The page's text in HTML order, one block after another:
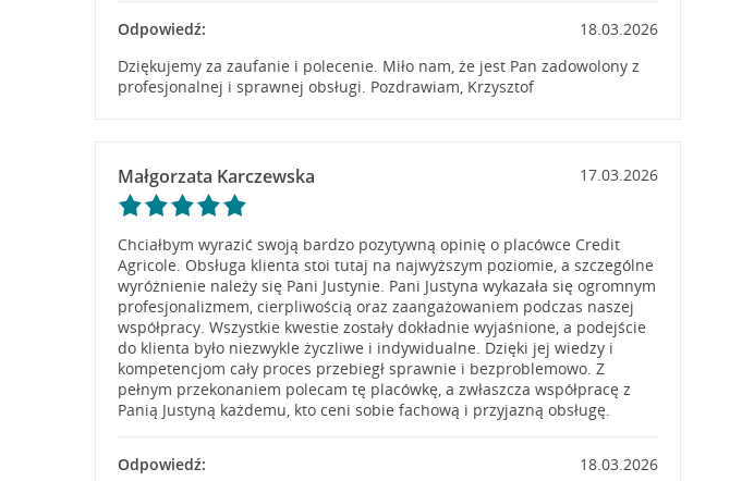
Odpowiedź:
18.03.2026
Dziękujemy za zaufanie i polecenie. Miło nam, że jest Pan zadowolony z
profesjonalnej i sprawnej obsługi. Pozdrawiam, Krzysztof
Małgorzata Karczewska 17.03.2026
Chciałbym wyrazić swoją bardzo pozytywną opinię o placówce Credit
Agricole. Obsługa klienta stoi tutaj na najwyższym poziomie, a szczególne
wyróżnienie należy się Pani Justynie. Pani Justyna wykazała się ogromnym
profesjonalizmem, cierpliwością oraz zaangażowaniem podczas naszej
współpracy. Wszystkie kwestie zostały dokładnie wyjaśnione, a podejście
do klienta było niezwykle życzliwe i indywidualne. Dzięki jej wiedzy i
kompetencjom cały proces przebiegł sprawnie i bezproblemowo. Z
pełnym przekonaniem polecam tę placówkę, a zwłaszcza współpracę z
Panią Justyną każdemu, kto ceni sobie fachową i przyjazną obsługę.
Odpowiedź:
18.03.2026